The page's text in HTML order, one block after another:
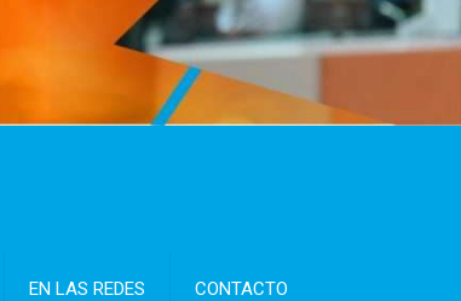
EN LAS REDES CONTACTO